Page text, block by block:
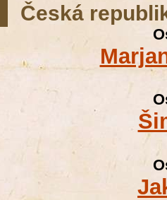
Česká